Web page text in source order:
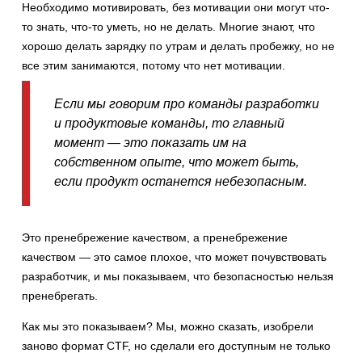
Необходимо мотивировать, без мотивации они могут что-
то знать, что-то уметь, но не делать. Многие знают, что
хорошо делать зарядку по утрам и делать пробежку, но не
все этим занимаются, потому что нет мотивации.
Если мы говорим про команды разработки
и продуктовые команды, то главный
момент — это показать им на
собственном опыте, что может быть,
если продукт останется небезопасным.
Это пренебрежение качеством, а пренебрежение
качеством — это самое плохое, что может почувствовать
разработчик, и мы показываем, что безопасностью нельзя
пренебрегать.
Как мы это показываем? Мы, можно сказать, изобрели
заново формат CTF, но сделали его доступным не только